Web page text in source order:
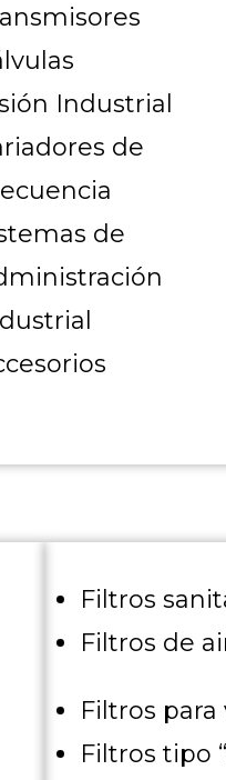
Industrial
de
de
Filtros
Filtros de
Filtros para
Filtros tipo